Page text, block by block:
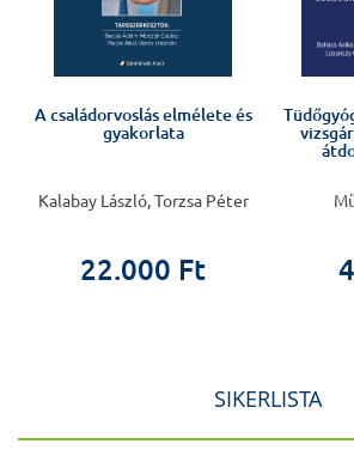
A családorvoslás elmélete és
gyakorlata
Kalabay László, Torzsa Péter
22.000 Ft
SIKERLISTA